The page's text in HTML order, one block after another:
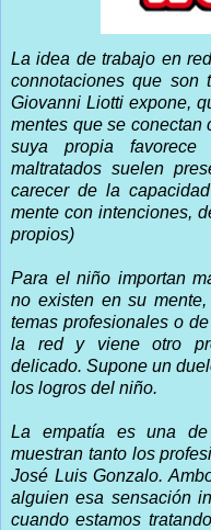
La idea de trabajo en
connotaciones que son
Giovanni Liotti expone,
mentes que se conectan
suya propia
maltratados suelen
carecer de la
mente con intenciones,
propios)
Para el niño importan
no existen en su
temas profesionales o
la red y viene otro
delicado. Supone un
los logros del niño.
La empatía es una de
muestran tanto los
José Luis Gonzalo.
alguien esa sensación
cuando estamos